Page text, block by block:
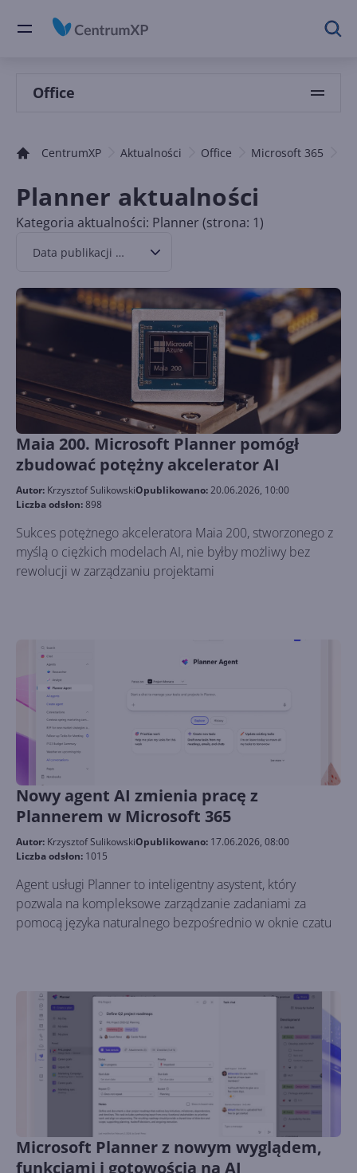
Office
CentrumXP Aktualności Office Microsoft 365
Planner aktualności
Kategoria aktualności: Planner (strona: 1)
Data publikacji malejąco
Maia 200. Microsoft Planner pomógł
zbudować potężny akcelerator AI
Autor: Krzysztof SulikowskiOpublikowano:20.06.2026, 10:00
Liczba odsłon:898
Sukces potężnego akceleratora Maia 200, stworzonego z
myślą o ciężkich modelach AI, nie byłby możliwy bez
rewolucji w zarządzaniu projektami
Nowy agent AI zmienia pracę z
Plannerem w Microsoft 365
Autor: Krzysztof SulikowskiOpublikowano: 17.06.2026, 08:00
Liczba odsłon: 1015
Agent usługi Planner to inteligentny asystent, który
pozwala na kompleksowe zarządzanie zadaniami za
pomocą języka naturalnego bezpośrednio w oknie czatu
Microsoft Planner z nowym wyglądem,
funkcjami i gotowością na AI